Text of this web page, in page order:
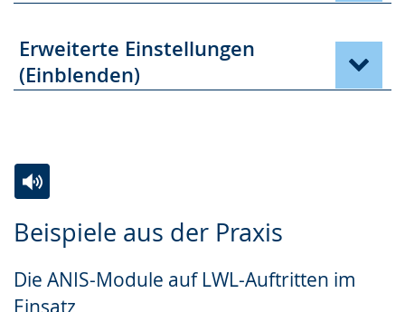
Erweiterte Einstellungen
(Einblenden)
Beispiele aus der Praxis
Die ANIS-Module auf LWL-Auftritten im
Einsatz
Leichten
wechseln.
Audio-
Video
Deutscher